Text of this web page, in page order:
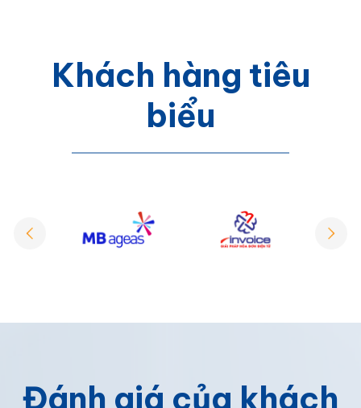
Khách hàng tiêu
biểu
Đánh giá của khách